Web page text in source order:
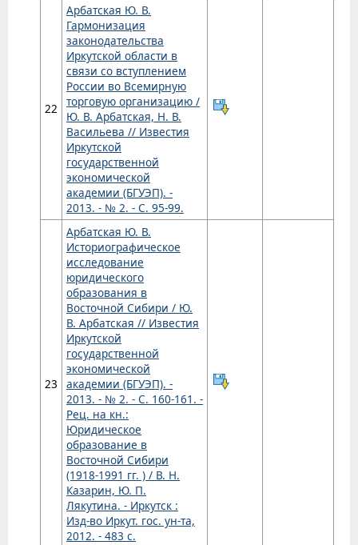
22
Арбатская Ю. В.
Гармонизация
законодательства
Иркутской области в
связи со вступлением
России во Всемирную
торговую организацию /
Ю. В. Арбатская, Н. В.
Васильева // Известия
Иркутской
государственной
экономической
академии (БГУЭП). -
2013. - № 2. - С. 95-99.
23
Арбатская Ю. В.
Историографическое
исследование
юридического
образования в
Восточной Сибири / Ю.
В. Арбатская // Известия
Иркутской
государственной
экономической
академии (БГУЭП). -
2013. - № 2. - С. 160-161. -
Рец. на кн.:
Юридическое
образование в
Восточной Сибири
(1918-1991 гг. ) / В. Н.
Казарин, Ю. П.
Лякутина. - Иркутск :
Изд-во Иркут. гос. ун-та,
2012. - 483 с.